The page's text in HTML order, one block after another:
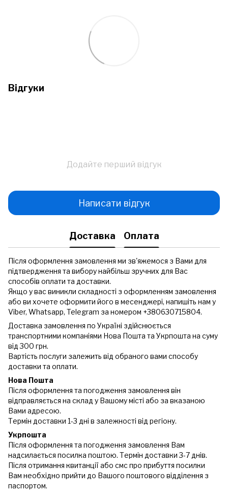
Відгуки
Додайте перший відгук
Написати відгук
Доставка Оплата
Після оформлення замовлення ми зв'яжемося з Вами для
підтвердження та вибору найбільш зручних для Вас
способів оплати та доставки.
Якщо у вас виникли складності з оформленням замовлення
або ви хочете оформити його в месенджері, напишіть нам у
Viber, Whatsapp, Telegram за номером +380630715804.
Доставка замовлення по Україні здійснюється
транспортними компаніями Нова Пошта та Укрпошта на суму
від 300 грн.
Вартість послуги залежить від обраного вами способу
доставки та оплати.
Нова Пошта
Після оформлення та погодження замовлення він
відправляється на склад у Вашому місті або за вказаною
Вами адресою.
Термін доставки 1-3 дні в залежності від регіону.
Укрпошта
Після оформлення та погодження замовлення Вам
надсилається посилка поштою. Термін доставки 3-7 днів.
Після отримання квитанції або смс про прибуття посилки
Вам необхідно прийти до Вашого поштового відділення з
паспортом.